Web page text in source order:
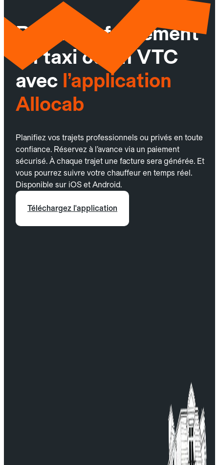
Réservez facilement
un taxi ou un VTC
avec l’application
Allocab
Planifiez vos trajets professionnels ou privés en toute
confiance. Réservez à l’avance via un paiement
sécurisé. À chaque trajet une facture sera générée. Et
vous pourrez suivre votre chauffeur en temps réel.
Disponible sur iOS et Android.
Téléchargez l'application